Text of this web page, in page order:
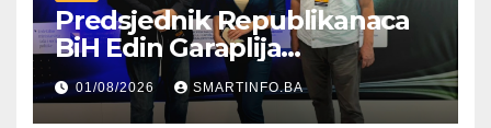
Predsjednik Republikanaca
BiH Edin Garaplija
prisustvovao prezentaciji
Federalnog sajma
01/08/2026 SMARTINFO.BA